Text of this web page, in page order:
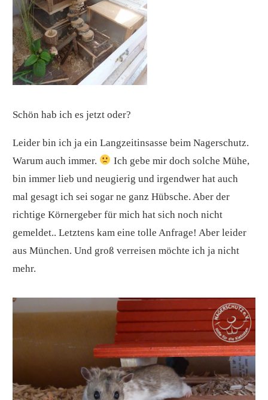
Schön hab ich es jetzt oder?
Leider bin ich ja ein Langzeitinsasse beim Nagerschutz.
Warum auch immer.
Ich gebe mir doch solche Mühe,
bin immer lieb und neugierig und irgendwer hat auch
mal gesagt ich sei sogar ne ganz Hübsche. Aber der
richtige Körnergeber für mich hat sich noch nicht
gemeldet.. Letztens kam eine tolle Anfrage! Aber leider
aus München. Und groß verreisen möchte ich ja nicht
mehr.